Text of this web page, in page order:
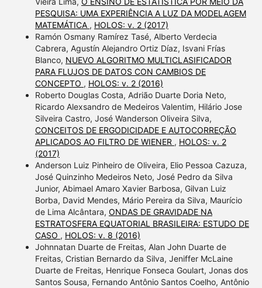
PESQUISA: UMA EXPERIÊNCIA A LUZ DA MODELAGEM
MATEMÁTICA , HOLOS: v. 2 (2017)
Ramón Osmany Ramírez Tasé, Alberto Verdecia
Cabrera, Agustín Alejandro Ortiz Díaz, Isvani Frías
Blanco, NUEVO ALGORITMO MULTICLASIFICADOR
PARA FLUJOS DE DATOS CON CAMBIOS DE
CONCEPTO , HOLOS: v. 2 (2016)
Roberto Douglas Costa, Adrião Duarte Doria Neto,
Ricardo Alexsandro de Medeiros Valentim, Hilário Jose
Silveira Castro, José Wanderson Oliveira Silva,
CONCEITOS DE ERGODICIDADE E AUTOCORREÇÃO
APLICADOS AO FILTRO DE WIENER , HOLOS: v. 2
(2017)
Anderson Luiz Pinheiro de Oliveira, Elio Pessoa Cazuza,
José Quinzinho Medeiros Neto, José Pedro da Silva
Junior, Abimael Amaro Xavier Barbosa, Gilvan Luiz
Borba, David Mendes, Mário Pereira da Silva, Maurício
de Lima Alcântara, ONDAS DE GRAVIDADE NA
ESTRATOSFERA EQUATORIAL BRASILEIRA: ESTUDO DE
CASO , HOLOS: v. 8 (2016)
Johnnatan Duarte de Freitas, Alan John Duarte de
Freitas, Cristian Bernardo da Silva, Jeniffer McLaine
Duarte de Freitas, Henrique Fonseca Goulart, Jonas dos
Santos Sousa, Fernando Antônio Santos Coelho, Antônio